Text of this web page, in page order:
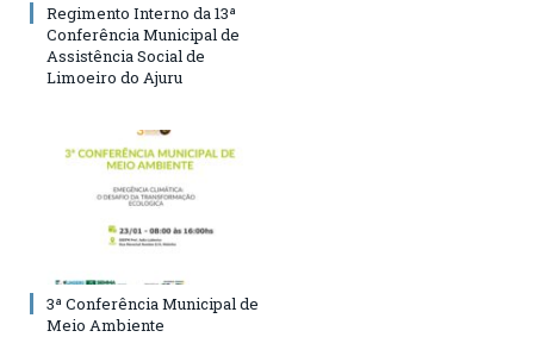
Regimento Interno da 13ª
Conferência Municipal de
Assistência Social de
Limoeiro do Ajuru
3ª Conferência Municipal de
Meio Ambiente